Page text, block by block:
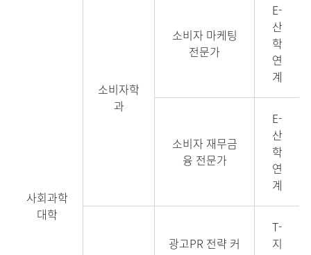
사회과학
대학
소비자학
과
소비자 마케팅
전문가
E-
산
학
연
계
소비자 재무금
융 전문가
E-
산
학
연
계
광고PR 전략 커
T-
지